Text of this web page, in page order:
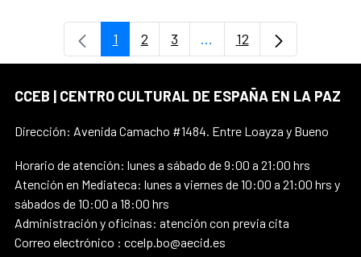
Página
1 Página
2 Página
3 ...Páginas intermedias
Página
12
CCEB | CENTRO CULTURAL DE ESPAÑA EN LA PAZ
Dirección: Avenida Camacho #1484. Entre Loayza y Bueno
Horario de atención: lunes a sábado de 9:00 a 21:00 hrs
Atención en Mediateca: lunes a viernes de 10:00 a 21:00 hrs y
sábados de 10:00 a 18:00 hrs
Administración y oficinas: atención con previa cita
Correo electrónico : ccelp.bo@aecid.es